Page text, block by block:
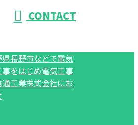
CONTACT